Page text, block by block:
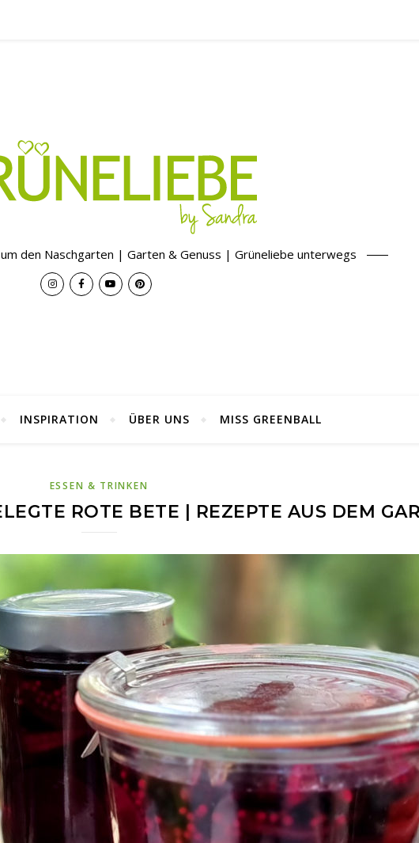
den Naschgarten | Garten & Genuss | Grüneliebe unterwegs
INSPIRATION ÜBER UNS MISS GREENBALL
ESSEN & TRINKEN
ROTE BETE | REZEPTE AUS DEM